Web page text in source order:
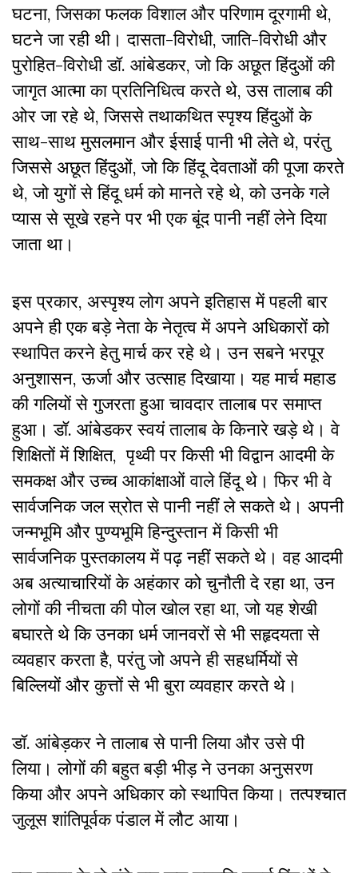
घटना, जिसका फलक विशाल और परिणाम दूरगामी थे,
घटने जा रही थी। दासता-विरोधी, जाति-विरोधी और
पुरोहित-विरोधी डॉ. आंबेडकर, जो कि अछूत हिंदुओं की
जागृत आत्मा का प्रतिनिधित्व करते थे, उस तालाब की
ओर जा रहे थे, जिससे तथाकथित स्पृश्य हिंदुओं के
साथ-साथ मुसलमान और ईसाई पानी भी लेते थे, परंतु
जिससे अछूत हिंदुओं, जो कि हिंदू देवताओं की पूजा करते
थे, जो युगों से हिंदू धर्म को मानते रहे थे, को उनके गले
प्यास से सूखे रहने पर भी एक बूंद पानी नहीं लेने दिया
जाता था।
इस प्रकार, अस्पृश्य लोग अपने इतिहास में पहली बार
अपने ही एक बड़े नेता के नेतृत्व में अपने अधिकारों को
स्थापित करने हेतु मार्च कर रहे थे। उन सबने भरपूर
अनुशासन, ऊर्जा और उत्साह दिखाया। यह मार्च महाड
की गलियों से गुजरता हुआ चावदार तालाब पर समाप्त
हुआ। डॉ. आंबेडकर स्वयं तालाब के किनारे खड़े थे। वे
शिक्षितों में शिक्षित, पृथ्वी पर किसी भी विद्वान आदमी के
समकक्ष और उच्च आकांक्षाओं वाले हिंदू थे। फिर भी वे
सार्वजनिक जल स्रोत से पानी नहीं ले सकते थे। अपनी
जन्मभूमि और पुण्यभूमि हिन्दुस्तान में किसी भी
सार्वजनिक पुस्तकालय में पढ़ नहीं सकते थे। वह आदमी
अब अत्याचारियों के अहंकार को चुनौती दे रहा था, उन
लोगों की नीचता की पोल खोल रहा था, जो यह शेखी
बघारते थे कि उनका धर्म जानवरों से भी सहृदयता से
व्यवहार करता है, परंतु जो अपने ही सहधर्मियों से
बिल्लियों और कुत्तों से भी बुरा व्यवहार करते थे।
डॉ. आंबेड़कर ने तालाब से पानी लिया और उसे पी
लिया। लोगों की बहुत बड़ी भीड़ ने उनका अनुसरण
किया और अपने अधिकार को स्थापित किया। तत्पश्चात
जुलूस शांतिपूर्वक पंडाल में लौट आया।